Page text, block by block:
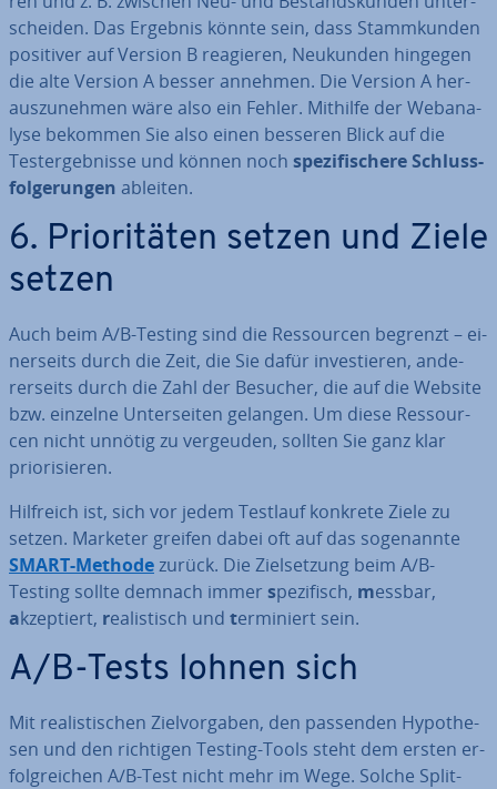
schei­den. Das Ergebnis könnte sein, dass Stamm­kun­den
positiver auf Version B reagieren, Neukunden hingegen
die alte Version A besser annehmen. Die Version A her­
aus­zu­neh­men wäre also ein Fehler. Mithilfe der Web­ana­
ly­se bekommen Sie also einen besseren Blick auf die
Test­ergeb­nis­se und können noch spe­zi­fi­sche­re Schluss­
fol­ge­run­gen ableiten.
6. Prio­ri­tä­ten setzen und Ziele
setzen
Auch beim A/B-Testing sind die Res­sour­cen begrenzt – ei­
ner­seits durch die Zeit, die Sie dafür in­ves­tie­ren, an­de­
rer­seits durch die Zahl der Besucher, die auf die Website
bzw. einzelne Un­ter­sei­ten gelangen. Um diese Res­sour­
cen nicht unnötig zu vergeuden, sollten Sie ganz klar
prio­ri­sie­ren.
Hilfreich ist, sich vor jedem Testlauf konkrete Ziele zu
setzen. Marketer greifen dabei oft auf das so­ge­nann­te
SMART-Methodezurück. Die Ziel­set­zung beim A/B-
Testing sollte demnach immer spezifisch, messbar,
akzeptiert, rea­lis­tisch und terminiert sein.
A/B-Tests lohnen sich
Mit rea­lis­ti­schen Ziel­vor­ga­ben, den passenden Hy­po­the­
sen und den richtigen Testing-Tools steht dem ersten er­
folg­rei­chen A/B-Test nicht mehr im Wege. Solche Split-